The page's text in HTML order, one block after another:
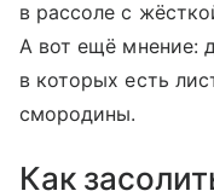
в рассоле с
А вот ещё мнение:
в которых есть
смородины.
Как